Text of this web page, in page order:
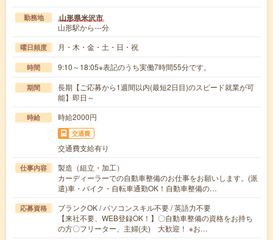
勤務地 山形県米沢市
山形駅から---分
曜日頻度 月・木・金・土・日・祝
時間 9:10～18:05※表記のうち実働7時間55分です。
期間
長期【ご応募から1週間以内(最短2日目)のスピード就業が可
能】即日～
時給 時給2000円
交通費
交通費支給有り
仕事内容
製造（組立・加工）
カーディーラーでの自動車整備のお仕事をお願いします。(派
遣)車・バイク・自転車通勤OK！自動車整備の…
応募資格
ブランクOK / パソコンスキル不要 / 英語力不要
【来社不要、WEB登録OK！】〇自動車整備の資格をお持ち
の方〇フリーター、主婦(夫) 大歓迎！ ※お…